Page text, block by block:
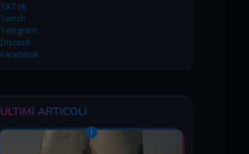
TikTok
Twitch
Telegram
Discord
Facebook
ULTIMI ARTICOLI